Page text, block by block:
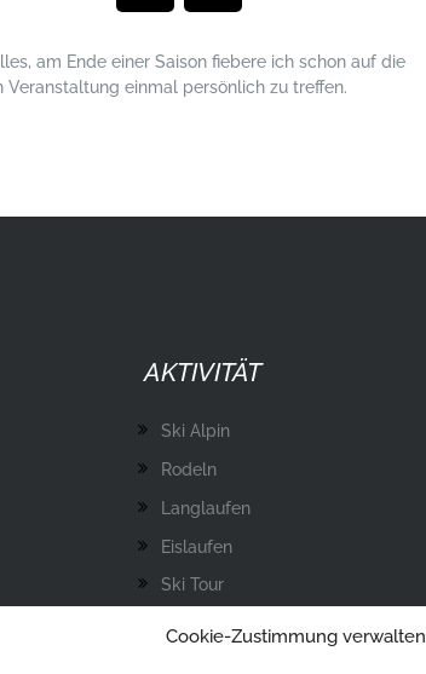
Cookie-Zustimmung verwalten
am Ende einer Saison fiebere ich schon auf die
einmal persönlich zu treffen.
AKTIVITÄT
Ski Alpin
Rodeln
Langlaufen
Eislaufen
Ski Tour